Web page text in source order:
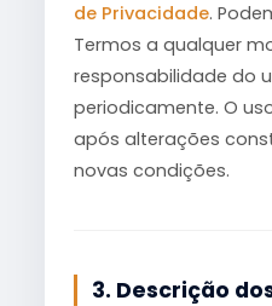
de Privacidade.
Termos a qualquer
responsabilidade do
periodicamente. O
após alterações
novas condições.
3. Descrição